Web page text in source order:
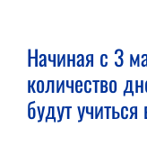
Начиная с 3
количество
будут